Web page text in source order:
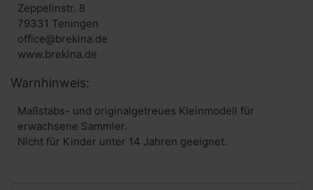
Zeppelinstr. 8
79331 Teningen
office@brekina.de
www.brekina.de
Warnhinweis:
Maßstabs- und originalgetreues Kleinmodell für
erwachsene Sammler.
Nicht für Kinder unter 14 Jahren geeignet.